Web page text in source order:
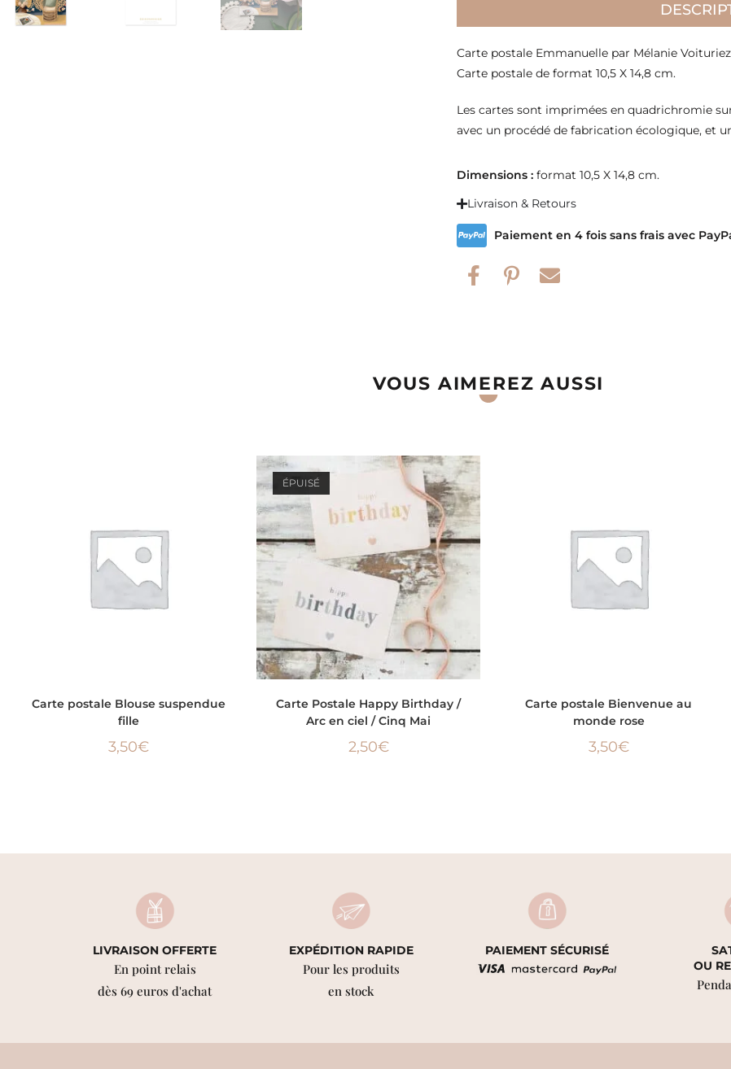
Carte postale Emmanuelle par Mélanie Voituriez
Carte postale de format 10,5 X 14,8 cm.
Les cartes sont imprimées en quadrichromie
avec un procédé de fabrication écologique, et
Dimensions : format 10,5 X 14,8 cm.
Livraison & Retours
Paiement en 4 fois sans frais avec
VOUS AIMEREZ AUSSI
Carte postale Blouse suspendue
fille
3,50€
ÉPUISÉ
Carte Postale Happy Birthday /
Arc en ciel / Cinq Mai
2,50€
Carte postale Bienvenue au
monde rose
3,50€
LIVRAISON OFFERTE
En point relais
dès 69 euros d'achat
EXPÉDITION RAPIDE
Pour les produits
en stock
PAIEMENT SÉCURISÉ
OU